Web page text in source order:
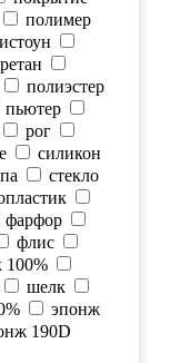
полимер
полиэстер
пьютер
рог
силикон
стекло
фарфор
флис
100%
шелк
эпонж
190D